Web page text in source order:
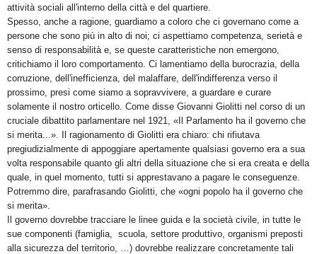
attività sociali all'interno della città e del quartiere.
Spesso, anche a ragione, guardiamo a coloro che ci governano come a
persone che sono più in alto di noi; ci aspettiamo competenza, serietà e
senso di responsabilità e, se queste caratteristiche non emergono,
critichiamo il loro comportamento. Ci lamentiamo della burocrazia, della
corruzione, dell'inefficienza, del malaffare, dell'indifferenza verso il
prossimo, presi come siamo a sopravvivere, a guardare e curare
solamente il nostro orticello. Come disse Giovanni Giolitti nel corso di un
cruciale dibattito parlamentare nel 1921, «Il Parlamento ha il governo che
si merita...». Il ragionamento di Giolitti era chiaro: chi rifiutava
pregiudizialmente di appoggiare apertamente qualsiasi governo era a sua
volta responsabile quanto gli altri della situazione che si era creata e della
quale, in quel momento, tutti si apprestavano a pagare le conseguenze.
Potremmo dire, parafrasando Giolitti, che «ogni popolo ha il governo che
si merita».
Il governo dovrebbe tracciare le linee guida e la società civile, in tutte le
sue componenti (famiglia, scuola, settore produttivo, organismi preposti
alla sicurezza del territorio, …) dovrebbe realizzare concretamente tali